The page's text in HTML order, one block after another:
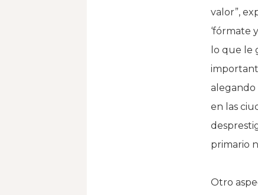
valor”,
‘fórmate
lo que le
alegando
en las
primario
Otro